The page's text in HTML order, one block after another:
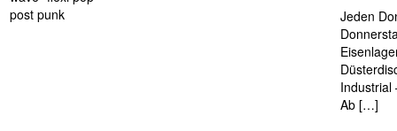
post punk
Jeden
Industrial
Ab […]